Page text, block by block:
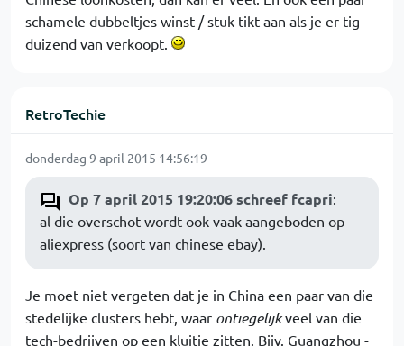
schamele dubbeltjes winst / stuk tikt aan als je er tig-
duizend van verkoopt.
RetroTechie
donderdag 9 april 2015 14:56:19
Op 7 april 2015 19:20:06 schreef fcapri:
al die overschot wordt ook vaak aangeboden op
aliexpress (soort van chinese ebay).
Je moet niet vergeten dat je in China een paar van die
stedelijke clusters hebt, waar ontiegelijkveel van die
tech-bedrijven op een kluitje zitten. Bijv. Guangzhou -